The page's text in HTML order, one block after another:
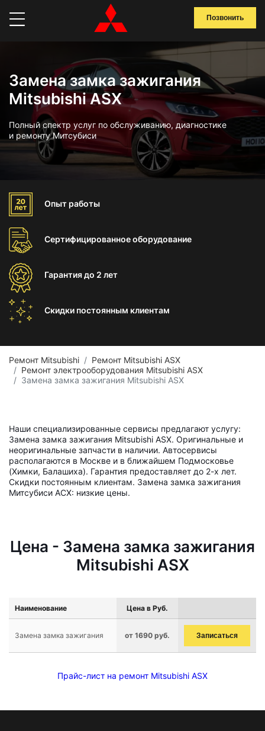
Позвонить
Замена замка зажигания
Mitsubishi ASX
Полный спектр услуг по обслуживанию, диагностике
и ремонту Митсубиси
Опыт работы
Сертифицированноеоборудование
Гарантиядо 2 лет
Скидки постоянным клиентам
Ремонт Mitsubishi
Ремонт Mitsubishi ASX
Ремонт электрооборудования Mitsubishi ASX
Замена замка зажигания Mitsubishi ASX
Наши специализированные сервисы предлагают услугу:
Замена замка зажигания Mitsubishi ASX. Оригинальные и
неоригинальные запчасти в наличии. Автосервисы
располагаются в Москве и в ближайшем Подмосковье
(Химки, Балашиха). Гарантия предоставляет до 2-х лет.
Скидки постоянным клиентам. Замена замка зажигания
Митсубиси АСХ: низкие цены.
Цена - Замена замка зажигания
Mitsubishi ASX
Наименование Цена в Руб.
Замена замка зажигания от 1690 руб. Записаться
Прайс-лист на ремонт Mitsubishi ASX